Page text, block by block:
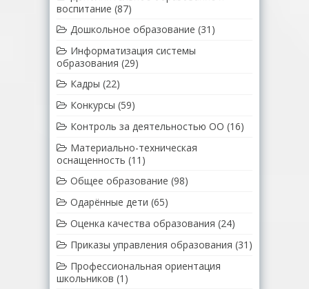
воспитание (87)
Дошкольное образование (31)
Информатизация системы
образования (29)
Кадры (22)
Конкурсы (59)
Контроль за деятельностью ОО (16)
Материально-техническая
оснащенность (11)
Общее образование (98)
Одарённые дети (65)
Оценка качества образования (24)
Приказы управления образования (31)
Профессиональная ориентация
школьников (1)